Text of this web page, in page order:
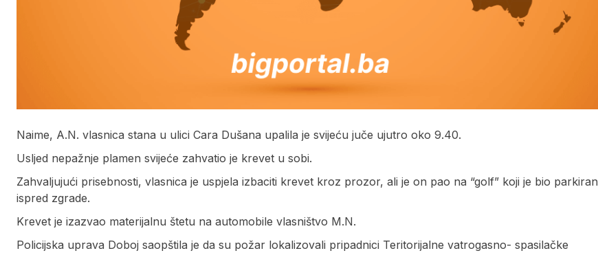
Naime, A.N. vlasnica stana u ulici Cara Dušana upalila je svijeću juče ujutro oko 9.40.
Usljed nepažnje plamen svijeće zahvatio je krevet u sobi.
Zahvaljujući prisebnosti, vlasnica je uspjela izbaciti krevet kroz prozor, ali je on pao na “golf” koji je bio parkiran
ispred zgrade.
Krevet je izazvao materijalnu štetu na automobile vlasništvo M.N.
Policijska uprava Doboj saopštila je da su požar lokalizovali pripadnici Teritorijalne vatrogasno- spasilačke